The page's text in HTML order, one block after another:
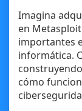
Imagina
en
importantes
informática.
cómo